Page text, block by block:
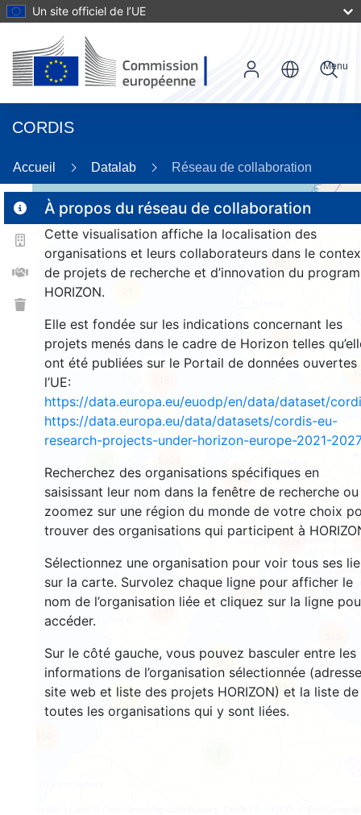
Un site officiel de l’UE
CORDIS
Menu
Accueil Datalab Réseau de collaboration
À propos du réseau de collaboration
Cette visualisation affiche la localisation des
organisations et leurs collaborateurs dans le
de projets de recherche et d’innovation du
HORIZON.
Elle est fondée sur les indications concernant les
projets menés dans le cadre de Horizon telles
ont été publiées sur le Portail de données ouvertes
l’UE:
https://data.europa.eu/euodp/en/data/dataset/
https://data.europa.eu/data/datasets/cordis-eu-
research-projects-under-horizon-europe-2021-2027
Recherchez des organisations spécifiques en
saisissant leur nom dans la fenêtre de recherche ou
zoomez sur une région du monde de votre choix
trouver des organisations qui participent à
Sélectionnez une organisation pour voir tous ses
sur la carte. Survolez chaque ligne pour afficher le
nom de l’organisation liée et cliquez sur la ligne
accéder.
Sur le côté gauche, vous pouvez basculer entre les
informations de l’organisation sélectionnée
site web et liste des projets HORIZON) et la liste de
toutes les organisations qui y sont liées.
29
183
1350
12
54
617
7598
93
3302
12247
10582